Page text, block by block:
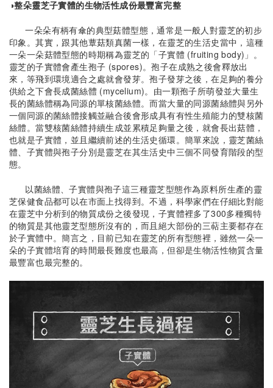
◑整朵靈芝子實體的生物活性成份最豐富完整
一朵朵有柄有傘的典型菇體型態，通常是一般人對靈芝的初步
印象。其實，跟其他蕈菇類真菌一樣，在靈芝的生活史當中，這種
一朵一朵菇體型態的時期稱為靈芝的「子實體 (fruiting body)」。
靈芝的子實體會產生孢子 (spores)。孢子在成熟之後會釋放出
來，等飛到環境適合之處就會發芽。孢子發芽之後，在足夠的養分
供給之下會長成菌絲體 (mycelium)。由一顆孢子所萌發並大量生
長的菌絲體稱為同源的單核菌絲體。而當大量的同源菌絲體與另外
一個同源的菌絲體接觸並融合後會形成具有有性生殖能力的雙核菌
絲體。當雙核菌絲體持續生成並累積足夠量之後，就會長出菇體，
也就是子實體，並且繼續前述的生活史循環。簡單來說，靈芝菌絲
體、子實體與孢子分別是靈芝在其生活史中三個不同發育階段的型
態。
以菌絲體、子實體與孢子這三種靈芝型態作為原料所生產的靈
芝保健食品都可以在市面上找得到。不過，科學家們在仔細比對能
在靈芝中分析到的物質成份之後發現，子實體裡多了300多種獨特
的物質是其他靈芝型態所沒有的，而且絕大部份的三萜主要都存在
於子實體中。簡言之，目前已知在靈芝的所有型態裡，雖然一朵一
朵的子實體培育的時間最長難度也最高，但卻是生物活性物質含量
最豐富也最完整的。